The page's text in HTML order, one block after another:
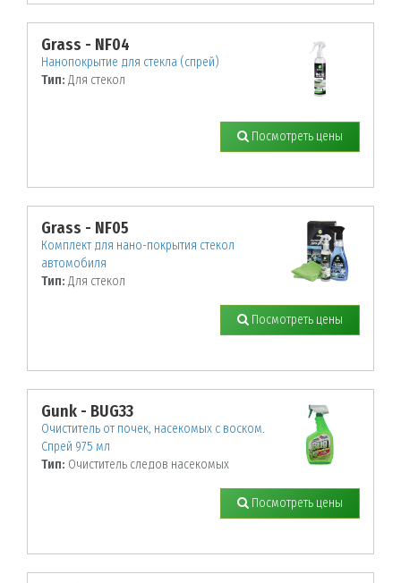
Grass - NF04
Нанопокрытие для стекла (спрей)
Тип: Для стекол
Посмотреть цены
Grass - NF05
Комплект для нано-покрытия стекол
автомобиля
Тип: Для стекол
Посмотреть цены
Gunk - BUG33
Очиститель от почек, насекомых с воском.
Спрей 975 мл
Тип: Очиститель следов насекомых
Посмотреть цены